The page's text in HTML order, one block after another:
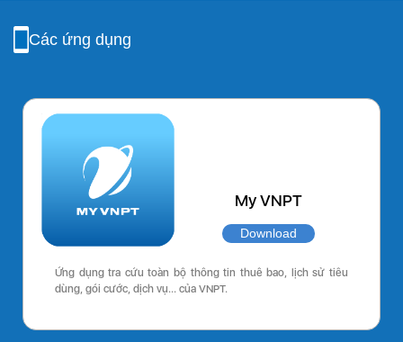
Các ứng dụng
My VNPT
Download
Ứng dụng tra cứu toàn bộ thông tin thuê bao, lịch sử tiêu
dùng, gói cước, dịch vụ… của VNPT.